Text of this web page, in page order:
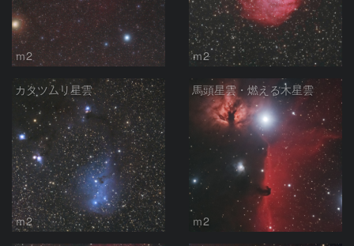
ｍ2 ｍ2
カタツムリ星雲
ｍ2
馬頭星雲・燃える木星雲
ｍ2